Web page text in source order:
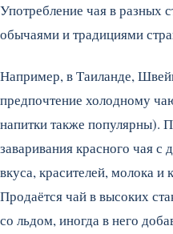
Употребление чая в разных
обычаями и традициями
Например, в Таиланде,
предпочтение холодному
напитки также популярны).
заваривания красного чая с
вкуса, красителей, молока и
Продаётся чай в высоких
со льдом, иногда в него